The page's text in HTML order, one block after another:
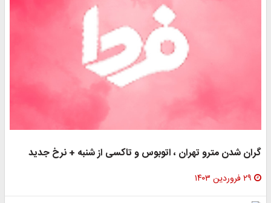
گران شدن مترو تهران ، اتوبوس و تاکسی از شنبه + نرخ جدید
۲۹ فروردین ۱۴۰۳